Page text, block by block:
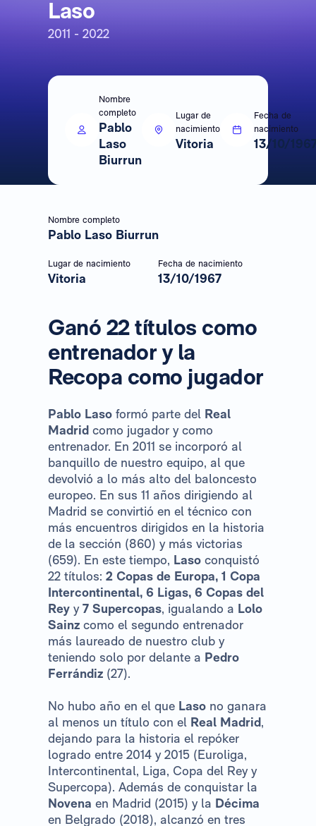
Laso
2011 - 2022
Nombre
completo
Pablo
Laso
Biurrun
Lugar de
nacimiento
Vitoria
Fecha de
nacimiento
13/10/
Nombre completo
Pablo Laso Biurrun
Lugar de nacimiento
Vitoria
Fecha de nacimiento
13/10/1967
Ganó 22 títulos como
entrenador y la
Recopa como jugador
Pablo Laso formó parte del Real
Madrid como jugador y como
entrenador. En 2011 se incorporó al
banquillo de nuestro equipo, al que
devolvió a lo más alto del baloncesto
europeo. En sus 11 años dirigiendo al
Madrid se convirtió en el técnico con
más encuentros dirigidos en la historia
de la sección (860) y más victorias
(659). En este tiempo, Laso conquistó
22 títulos: 2 Copas de Europa, 1 Copa
Intercontinental, 6 Ligas, 6 Copas del
Rey y7 Supercopas, igualando a Lolo
Sainz como el segundo entrenador
más laureado de nuestro club y
teniendo solo por delante a Pedro
Ferrándiz (27).
No hubo año en el que Laso no ganara
al menos un título con el Real Madrid,
dejando para la historia el repóker
logrado entre 2014 y 2015 (Euroliga,
Intercontinental, Liga, Copa del Rey y
Supercopa). Además de conquistar la
Novena en Madrid (2015) y la Décima
en Belgrado (2018), alcanzó en tres